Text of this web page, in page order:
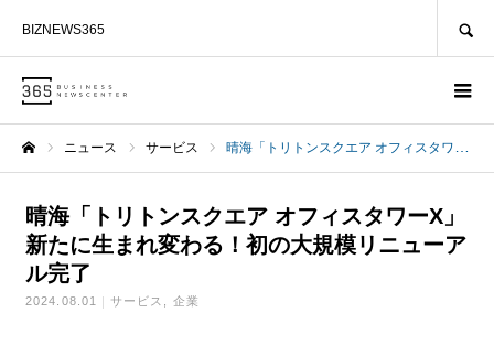
BIZNEWS365
ニュース サービス 晴海「トリトンスクエア オフィスタワーX」新たに生まれ変わる！初の大規模リニューアル完了
晴海「トリトンスクエア オフィスタワーX」
新たに生まれ変わる！初の大規模リニューア
ル完了
2024.08.01 サービス 企業